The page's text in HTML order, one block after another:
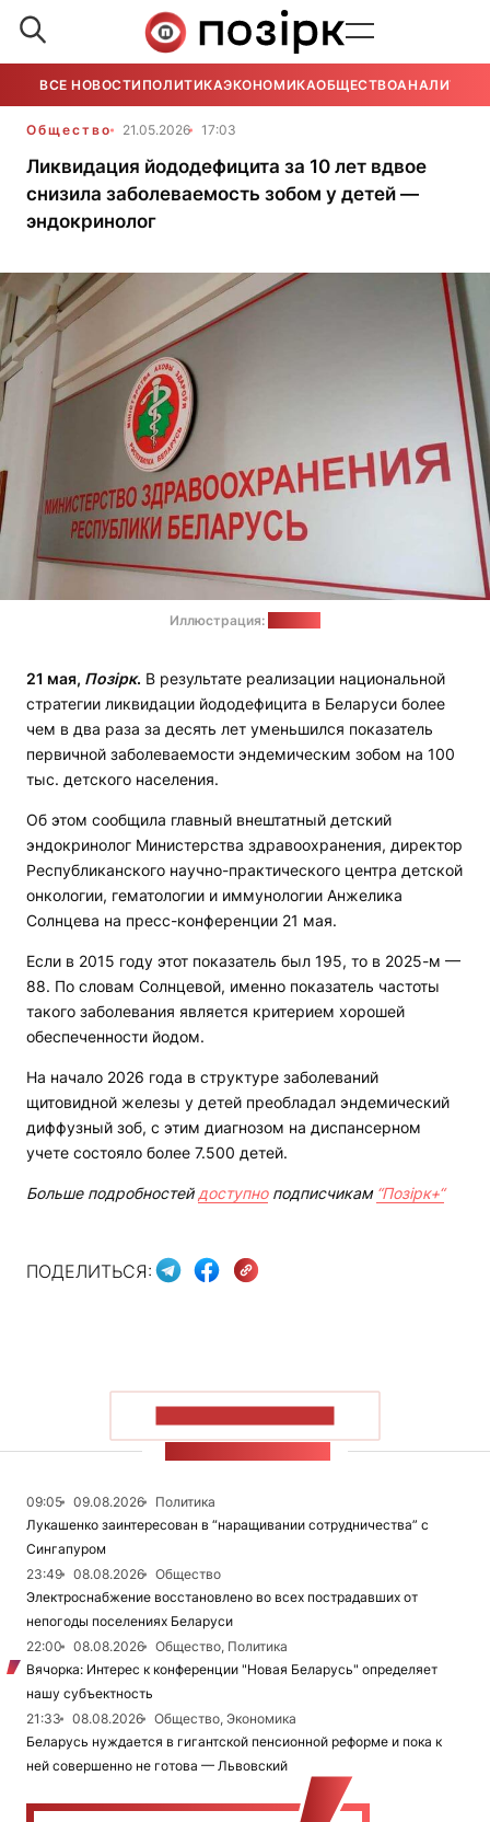
ВСЕ НОВОСТИ ПОЛИТИКАЭКОНОМИКАОБЩЕСТВОАНАЛИТИКА
Общество 21.05.2026 17:03
Ликвидация йододефицита за 10 лет вдвое
снизила заболеваемость зобом у детей —
эндокринолог
Иллюстрация:
21 мая, Позірк. В результате реализации национальной
стратегии ликвидации йододефицита в Беларуси более
чем в два раза за десять лет уменьшился показатель
первичной заболеваемости эндемическим зобом на 100
тыс. детского населения.
Об этом сообщила главный внештатный детский
эндокринолог Министерства здравоохранения, директор
Республиканского научно-практического центра детской
онкологии, гематологии и иммунологии Анжелика
Солнцева на пресс-конференции 21 мая.
Если в 2015 году этот показатель был 195, то в 2025-м —
88. По словам Солнцевой, именно показатель частоты
такого заболевания является критерием хорошей
обеспеченности йодом.
На начало 2026 года в структуре заболеваний
щитовидной железы у детей преобладал эндемический
диффузный зоб, с этим диагнозом на диспансерном
учете состояло более 7.500 детей.
Больше подробностей доступноподписчикам “Позірк+“
ПОДЕЛИТЬСЯ:
09:05 09.08.2026
Политика
Лукашенко заинтересован в “наращивании сотрудничества” с
Сингапуром
23:49
08.08.2026
Общество
Электроснабжение восстановлено во всех пострадавших от
непогоды поселениях Беларуси
22:00
08.08.2026
Общество, Политика
Вячорка: Интерес к конференции "Новая Беларусь" определяет
нашу субъектность
21:33
08.08.2026
Общество, Экономика
Беларусь нуждается в гигантской пенсионной реформе и пока к
ней совершенно не готова — Львовский